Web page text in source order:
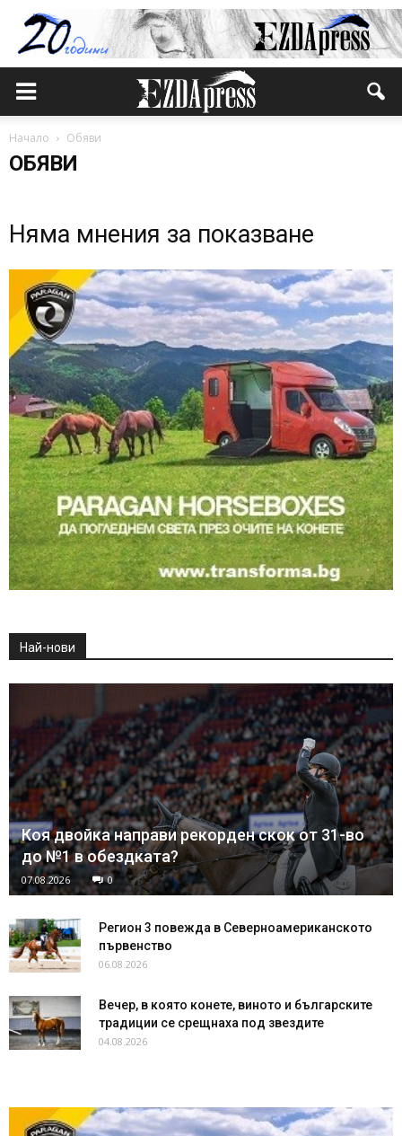
Начало Обяви
ОБЯВИ
Няма мнения за показване
Най-нови
Коя двойка направи рекорден скок от 31-во
до №1 в обездката?
07.08.2026 0
Регион 3 повежда в Северноамериканското
първенство
06.08.2026
Вечер, в която конете, виното и българските
традиции се срещнаха под звездите
04.08.2026